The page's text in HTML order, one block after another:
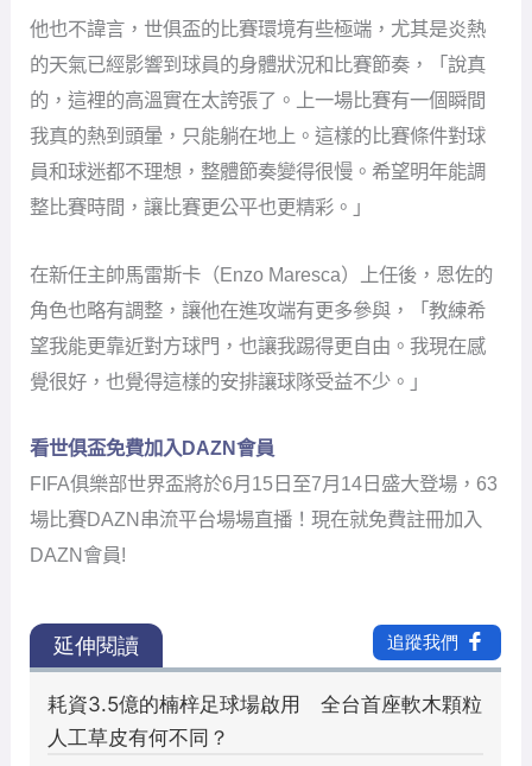
他也不諱言，世俱盃的比賽環境有些極端，尤其是炎熱
的天氣已經影響到球員的身體狀況和比賽節奏，「說真
的，這裡的高溫實在太誇張了。上一場比賽有一個瞬間
我真的熱到頭暈，只能躺在地上。這樣的比賽條件對球
員和球迷都不理想，整體節奏變得很慢。希望明年能調
整比賽時間，讓比賽更公平也更精彩。」
在新任主帥馬雷斯卡（Enzo Maresca）上任後，恩佐的
角色也略有調整，讓他在進攻端有更多參與，「教練希
望我能更靠近對方球門，也讓我踢得更自由。我現在感
覺很好，也覺得這樣的安排讓球隊受益不少。」
看世俱盃免費加入DAZN會員
FIFA俱樂部世界盃將於6月15日至7月14日盛大登場，63
場比賽DAZN串流平台場場直播！現在就免費註冊加入
DAZN會員!